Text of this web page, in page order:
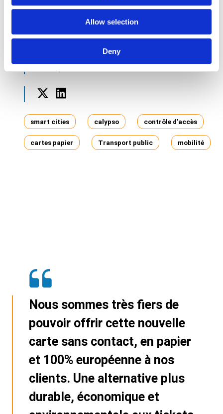
Allow selection
Deny
Tags
smart cities calypso contrôle d'accès
cartes papier Transport public mobilité
ainsi que les Calypso Basic, également fournies par
Paragon ID, visitez lesite Calypso pour les
Nous sommes très fiers de
pouvoir offrir cette nouvelle
carte sans contact, en papier
et 100% européenne à nos
clients. Une alternative plus
durable, économique et